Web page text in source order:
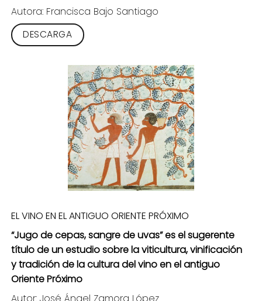
Autora: Francisca Bajo Santiago
DESCARGA
EL VINO EN EL ANTIGUO ORIENTE PRÓXIMO
“Jugo de cepas, sangre de uvas” es el sugerente
título de un estudio sobre laviticultura, vinificación
ytradición de la cultura del vino en elantiguo
Oriente Próximo
Autor: José Ángel Zamora López